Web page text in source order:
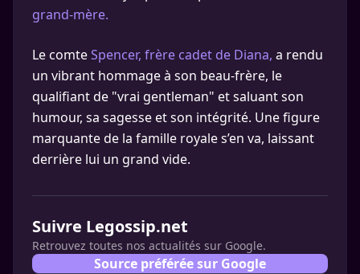
grand-mère.
Le comteSpencer, frère cadet de Diana, a rendu
un vibrant hommage à son beau-frère, le
qualifiant de "vrai gentleman" et saluant son
humour, sa sagesse et son intégrité. Une figure
marquante de la famille royale s’en va, laissant
derrière lui un grand vide.
Suivre Legossip.net
Retrouvez toutes nos actualités sur Google.
Source préférée sur Google